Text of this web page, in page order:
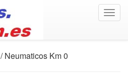
/ Neumaticos Km 0